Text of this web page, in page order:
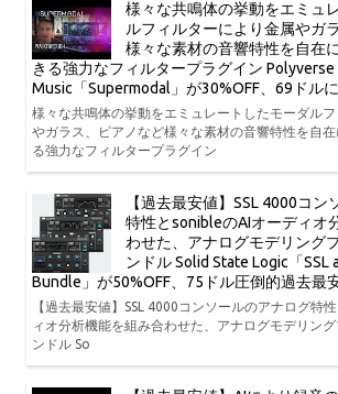
様々な共鳴体の挙動をエミュ
ルフィルターにより金属やガ
様々な素材の音響特性を自在
きる強力なフィルタープラグイン Polyverse
Music「Supermodal」が30%OFF、69ドルに
様々な共鳴体の挙動をエミュレートしたモーダル
やガラス、ピアノなど様々な素材の音響特性を自
る強力なフィルタープラグイン
【過去最安値】SSL 4000コ
特性とsonibleのAIオーディオ
わせた、アナログモデリング
ンドル Solid State Logic「SSL
Bundle」が50%OFF、75ドル圧倒的過去最
【過去最安値】SSL 4000コンソールのアナログ特
ィオ分析機能を組み合わせた、アナログモデリン
ンドル So